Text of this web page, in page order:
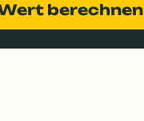
Wert berechnen